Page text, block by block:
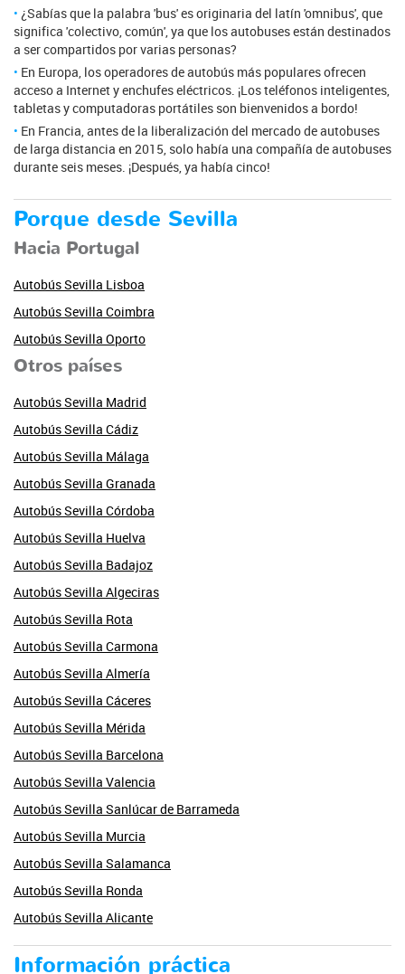
¿Sabías que la palabra 'bus' es originaria del latín 'omnibus', que
significa 'colectivo, común', ya que los autobuses están destinados
a ser compartidos por varias personas?
En Europa, los operadores de autobús más populares ofrecen
acceso a Internet y enchufes eléctricos. ¡Los teléfonos inteligentes,
tabletas y computadoras portátiles son bienvenidos a bordo!
En Francia, antes de la liberalización del mercado de autobuses
de larga distancia en 2015, solo había una compañía de autobuses
durante seis meses. ¡Después, ya había cinco!
Porque desde Sevilla
Hacia Portugal
Autobús Sevilla Lisboa
Autobús Sevilla Coimbra
Autobús Sevilla Oporto
Otros países
Autobús Sevilla Madrid
Autobús Sevilla Cádiz
Autobús Sevilla Málaga
Autobús Sevilla Granada
Autobús Sevilla Córdoba
Autobús Sevilla Huelva
Autobús Sevilla Badajoz
Autobús Sevilla Algeciras
Autobús Sevilla Rota
Autobús Sevilla Carmona
Autobús Sevilla Almería
Autobús Sevilla Cáceres
Autobús Sevilla Mérida
Autobús Sevilla Barcelona
Autobús Sevilla Valencia
Autobús Sevilla Sanlúcar de Barrameda
Autobús Sevilla Murcia
Autobús Sevilla Salamanca
Autobús Sevilla Ronda
Autobús Sevilla Alicante
Información práctica